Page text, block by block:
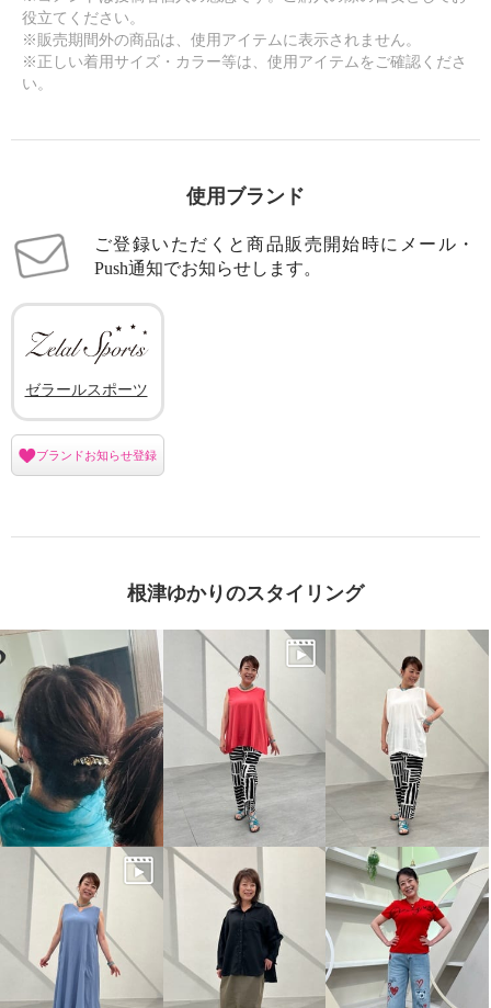
役立てください。
※販売期間外の商品は、使用アイテムに表示されません。
※正しい着用サイズ・カラー等は、使用アイテムをご確認くださ
い。
使用ブランド
ご登録いただくと商品販売開始時にメール・
Push通知でお知らせします。
ゼラールスポーツ
ブランドお知らせ登録
根津ゆかりのスタイリング